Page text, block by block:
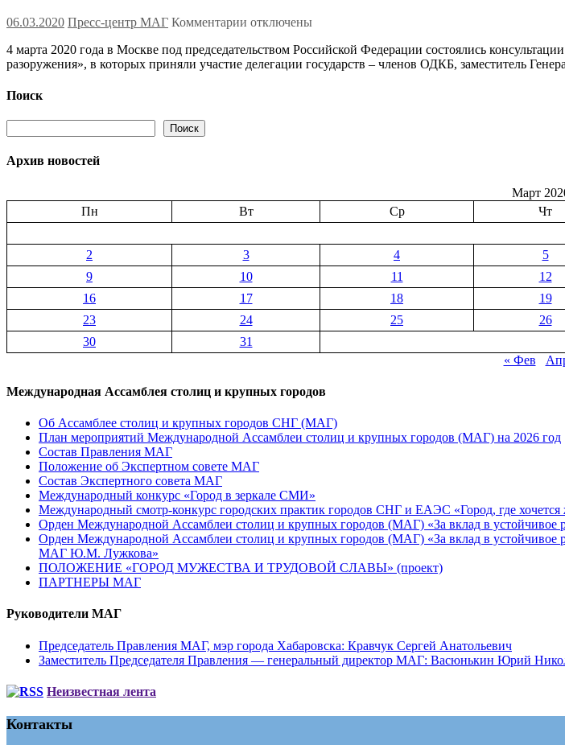
женщин
06.03.2020 Пресс-центр МАГ Комментарии к
В
Москве
над
вооружениями,
и
нераспространения
отключены
4 марта 2020 года в Москве под председательством Российской Федерации состоялись
разоружения», в которых приняли участие делегации государств – членов ОДКБ, заместитель
Поиск
Поиск
Архив новостей
Март
Пн
Вт Ср Чт
2
3 4 5
9
10 11 12
16
17 18 19
23
24 25 26
30
31
« Фев
Международная Ассамблея столиц и крупных городов
Об Ассамблее столиц и крупных городов СНГ (МАГ)
План мероприятий Международной Ассамблеи столиц и крупных городов (МАГ) на 2026 год
Состав Правления МАГ
Положение об Экспертном совете МАГ
Состав Экспертного совета МАГ
Международный конкурс «Город в зеркале СМИ»
Международный смотр-конкурс городских практик городов СНГ и ЕАЭС «Город, где хочется
Орден Международной Ассамблеи столиц и крупных городов (МАГ) «За вклад в устойчивое
Орден Международной Ассамблеи столиц и крупных городов (МАГ) «За вклад в
МАГ Ю.М. Лужкова»
ПОЛОЖЕНИЕ «ГОРОД МУЖЕСТВА И ТРУДОВОЙ СЛАВЫ» (проект)
ПАРТНЕРЫ МАГ
Руководители МАГ
Председатель Правления МАГ, мэр города Хабаровска: Кравчук Сергей Анатольевич
Заместитель Председателя Правления — генеральный директор МАГ: Васюнькин Юрий
Неизвестная лента
Контакты